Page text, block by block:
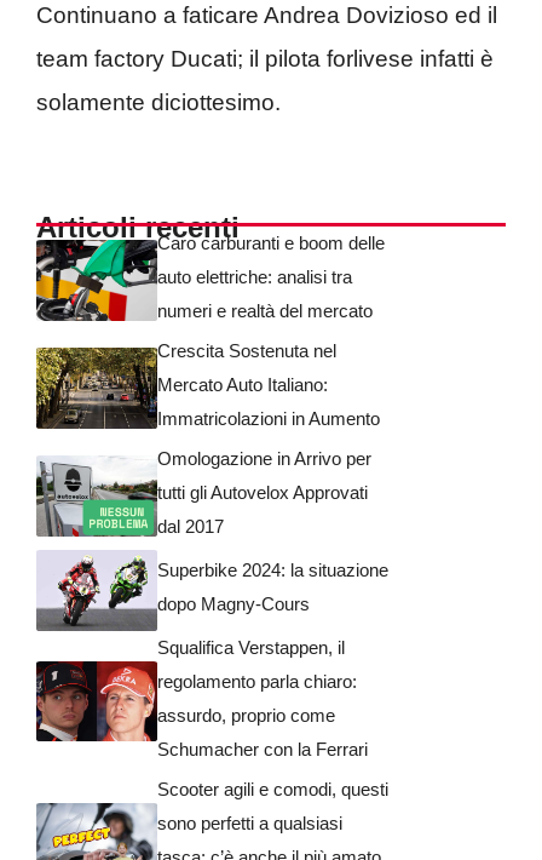
Continuano a faticare Andrea Dovizioso ed il
team factory Ducati; il pilota forlivese infatti è
solamente diciottesimo.
Articoli recentiCaro carburanti e boom delle
auto elettriche: analisi tra
numeri e realtà del mercato
Crescita Sostenuta nel
Mercato Auto Italiano:
Immatricolazioni in Aumento
Omologazione in Arrivo per
tutti gli Autovelox Approvati
dal 2017
Superbike 2024: la situazione
dopo Magny-Cours
Squalifica Verstappen, il
regolamento parla chiaro:
assurdo, proprio come
Schumacher con la Ferrari
Scooter agili e comodi, questi
sono perfetti a qualsiasi